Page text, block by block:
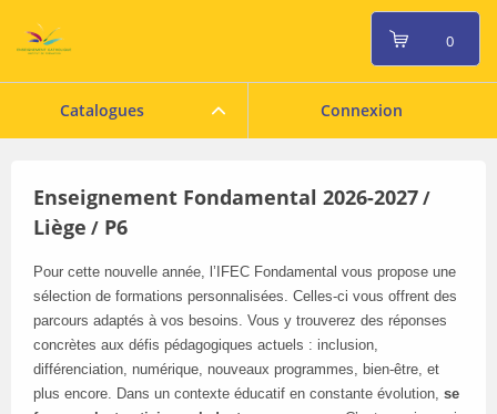
Catalogues Connexion
0
Enseignement Fondamental 2026-2027/
Liège / P6
Pour cette nouvelle année, l’IFEC Fondamental vous propose une
sélection de formations personnalisées. Celles-ci vous offrent des
parcours adaptés à vos besoins. Vous y trouverez des réponses
concrètes aux défis pédagogiques actuels : inclusion,
différenciation, numérique, nouveaux programmes, bien-être, et
plus encore. Dans un contexte éducatif en constante évolution, se